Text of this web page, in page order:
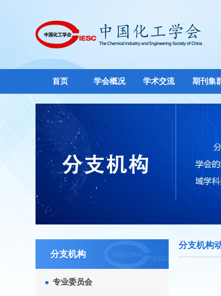
首页 学会概况 学术交流 期刊集
分支机构
专业委员会
分支机构